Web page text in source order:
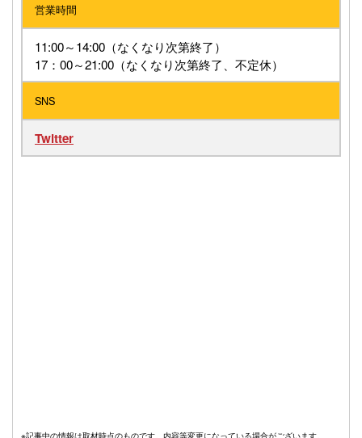
営業時間
11:00～14:00（なくなり次第終了）
17：00～21:00（なくなり次第終了、不定休）
SNS
Twitter
※記事中の情報は取材時点のものです。内容等変更になっている場合がございます。